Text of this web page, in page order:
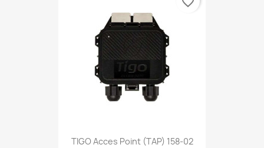
TIGO Acces Point (TAP) 158-02